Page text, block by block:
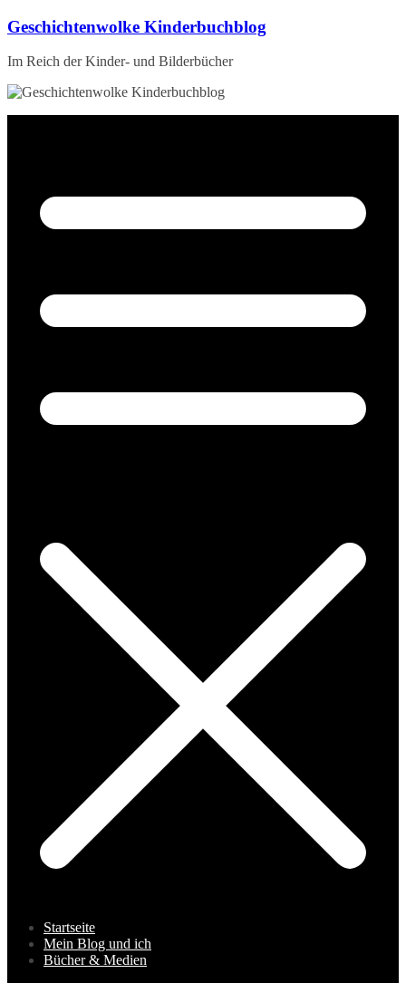
Zum
springen
Geschichtenwolke Kinderbuchblog
Im Reich der Kinder- und Bilderbücher
Startseite
Mein Blog und ich
Bücher & Medien